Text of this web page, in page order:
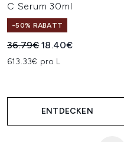
C Serum 30ml
-50% RABATT
Unverbindliche
36.79€Aktueller Preis:
18.40€
613.33€ pro L
ENTDECKEN